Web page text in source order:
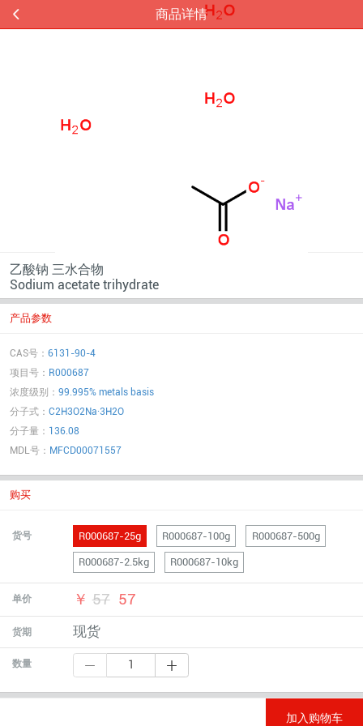
商品详情
乙酸钠 三水合物
Sodium acetate trihydrate
产品参数
CAS号： 6131-90-4
项目号： R000687
浓度级别： 99.995% metals basis
分子式： C2H3O2Na·3H2O
分子量： 136.08
MDL号： MFCD00071557
购买
货号 R000687-25g R000687-100g R000687-500g
R000687-2.5kg R000687-10kg
单价 ￥ 57 57
货期 现货
数量
加入购物车